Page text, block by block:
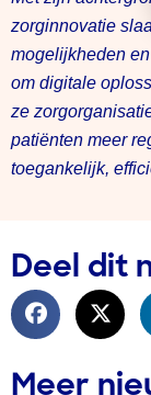
zorginnovatie
mogelijkheden
om digitale
ze
patiënten meer
toegankelijk,
Deel dit
Meer